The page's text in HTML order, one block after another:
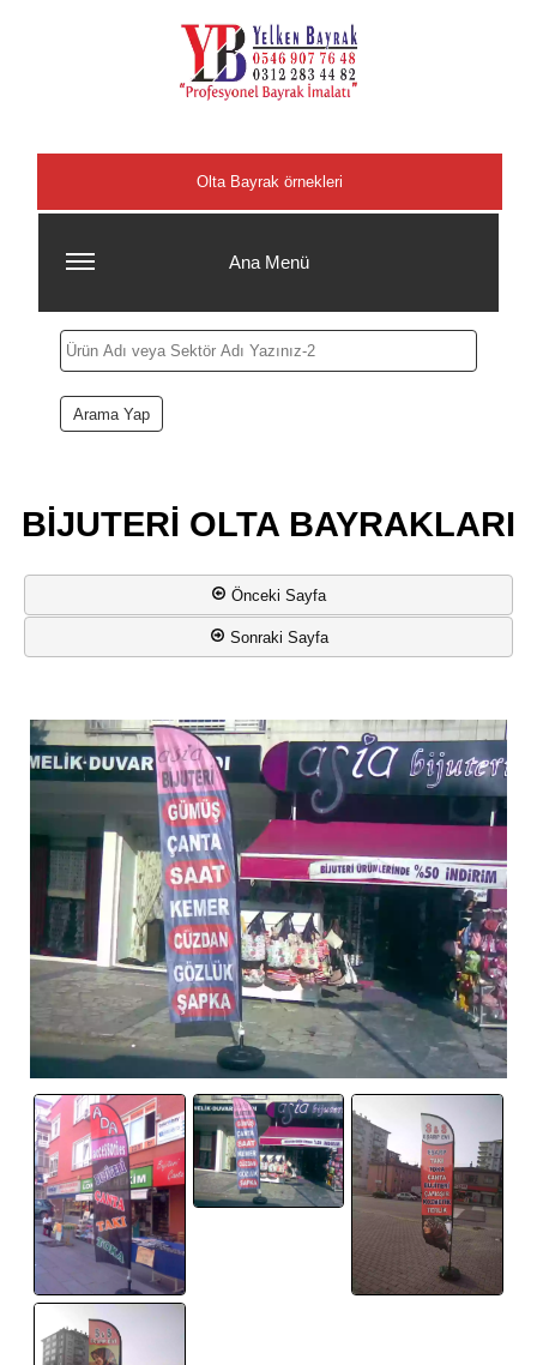
Olta Bayrak örnekleri
Ana Menü
BİJUTERİ OLTA BAYRAKLARI
Önceki Sayfa
Sonraki Sayfa